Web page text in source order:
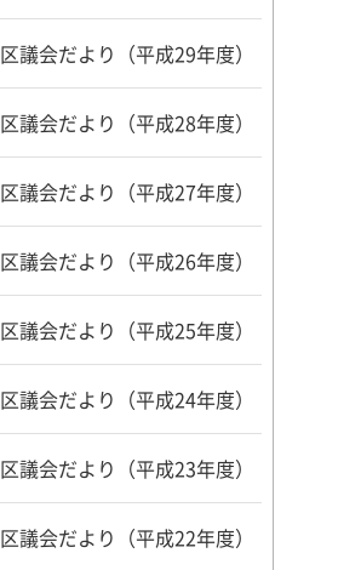
区議会だより（平成29年度）
区議会だより（平成28年度）
区議会だより（平成27年度）
区議会だより（平成26年度）
区議会だより（平成25年度）
区議会だより（平成24年度）
区議会だより（平成23年度）
区議会だより（平成22年度）